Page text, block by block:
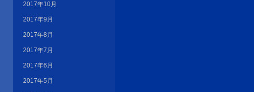
2017年10月
2017年9月
2017年8月
2017年7月
2017年6月
2017年5月